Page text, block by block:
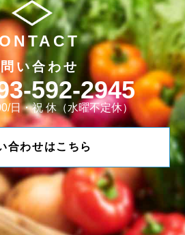
い合わせ
592-2945
日・祝 休（水曜不定休）
合わせはこちら